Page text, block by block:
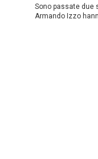
Sono passate due
Armando Izzo